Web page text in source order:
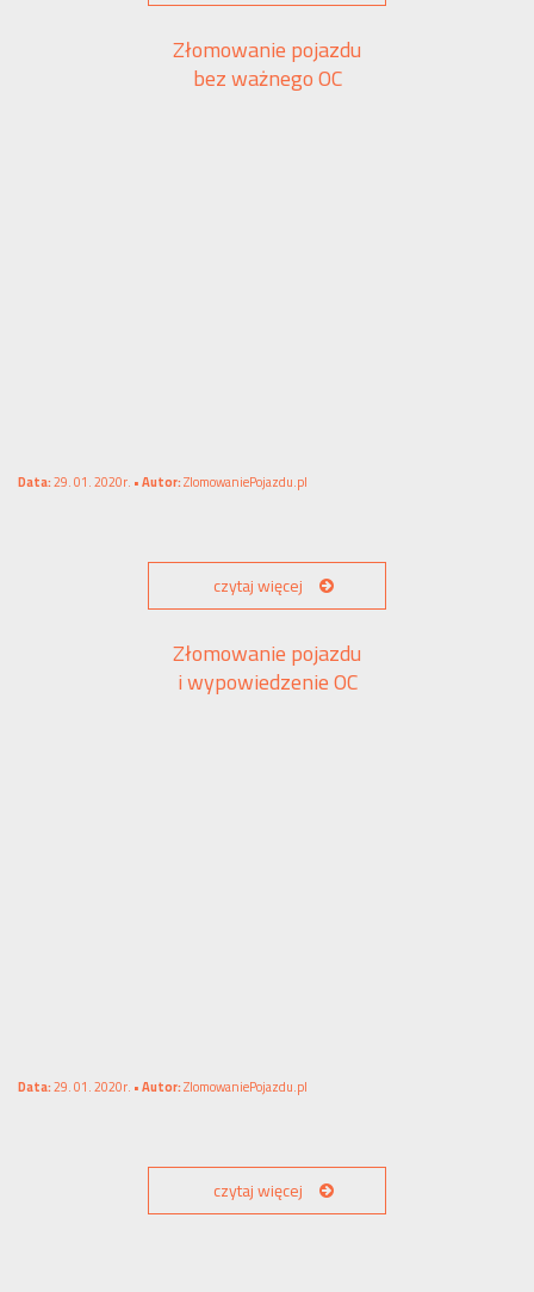
Złomowanie pojazdu
bez ważnego OC
Data:29. 01. 2020r. •Autor:ZlomowaniePojazdu.pl
czytaj więcej
Złomowanie pojazdu
i wypowiedzenie OC
Data:29. 01. 2020r. •Autor:ZlomowaniePojazdu.pl
czytaj więcej